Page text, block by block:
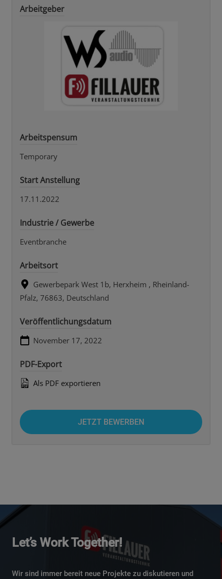
Arbeitgeber
Arbeitspensum
Temporary
Start Anstellung
17.11.2022
Industrie / Gewerbe
Eventbranche
Arbeitsort
Gewerbepark West 1b, Herxheim , Rheinland-
Pfalz, 76863, Deutschland
Veröffentlichungsdatum
November 17, 2022
PDF-Export
Als PDF exportieren
JETZT BEWERBEN
Let’s Work Together!
Wir sind immer bereit neue Projekte zu diskutieren und